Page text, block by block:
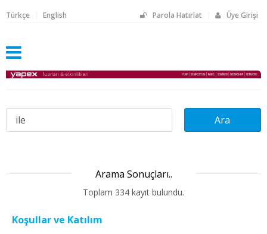
Parola Hatırlat Üye Girişi
Türkçe English
Arama Sonuçları..
Toplam 334 kayıt bulundu.
Koşullar ve Katılım